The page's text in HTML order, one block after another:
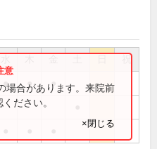
祝
● ● ●
場合があります。来院前
ださい。
×閉じる